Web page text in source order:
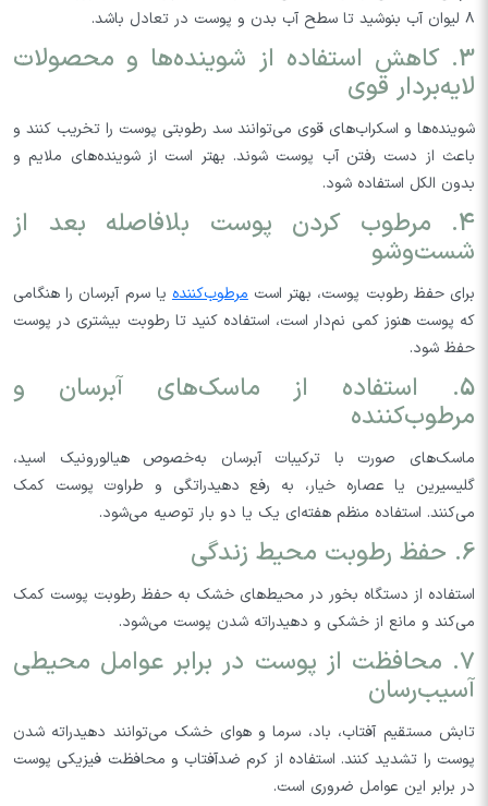
۸ لیوان آب بنوشید تا سطح آب بدن و پوست در تعادل باشد.
3. کاهش استفاده از شوینده‌ها و محصولات
لایه‌بردار قوی
شوینده‌ها و اسکراب‌های قوی می‌توانند سد رطوبتی پوست را تخریب کنند و
باعث از دست رفتن آب پوست شوند. بهتر است از شوینده‌های ملایم و
بدون الکل استفاده شود.
4. مرطوب کردن پوست بلافاصله بعد از
شست‌وشو
برای حفظ رطوبت پوست، بهتر استمرطوب‌کننده یا سرم آبرسان را هنگامی
که پوست هنوز کمی نم‌دار است، استفاده کنید تا رطوبت بیشتری در پوست
حفظ شود.
5. استفاده از ماسک‌های آبرسان و
مرطوب‌کننده
ماسک‌های صورت با ترکیبات آبرسان به‌خصوص هیالورونیک اسید،
گلیسیرین یا عصاره خیار، به رفع دهیدراتگی و طراوت پوست کمک
می‌کنند. استفاده منظم هفته‌ای یک یا دو بار توصیه می‌شود.
6. حفظ رطوبت محیط زندگی
استفاده از دستگاه بخور در محیط‌های خشک به حفظ رطوبت پوست کمک
می‌کند و مانع از خشکی و دهیدراته شدن پوست می‌شود.
7. محافظت از پوست در برابر عوامل محیطی
آسیب‌رسان
تابش مستقیم آفتاب، باد، سرما و هوای خشک می‌توانند دهیدراته شدن
پوست را تشدید کنند. استفاده از کرم ضدآفتاب و محافظت فیزیکی پوست
در برابر این عوامل ضروری است.